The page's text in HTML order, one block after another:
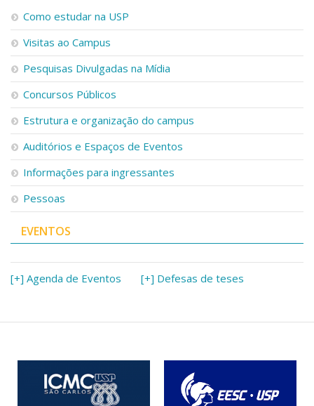
Como estudar na USP
Visitas ao Campus
Pesquisas Divulgadas na Mídia
Concursos Públicos
Estrutura e organização do campus
Auditórios e Espaços de Eventos
Informações para ingressantes
Pessoas
EVENTOS
[+] Agenda de Eventos [+] Defesas de teses